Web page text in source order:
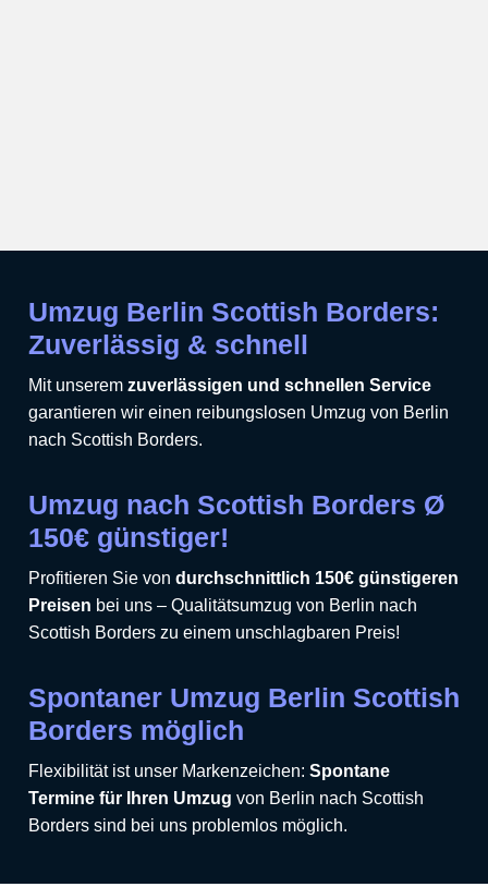
Umzug Berlin Scottish Borders:
Zuverlässig & schnell
Mit unserem zuverlässigen und schnellen Service
garantieren wir einen reibungslosen Umzug von Berlin
nach Scottish Borders.
Umzug nach Scottish Borders Ø
150€ günstiger!
Profitieren Sie von durchschnittlich 150€ günstigeren
Preisen bei uns – Qualitätsumzug von Berlin nach
Scottish Borders zu einem unschlagbaren Preis!
Spontaner Umzug Berlin Scottish
Borders möglich
Flexibilität ist unser Markenzeichen: Spontane
Termine für Ihren Umzug von Berlin nach Scottish
Borders sind bei uns problemlos möglich.